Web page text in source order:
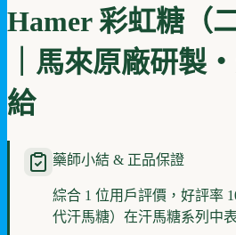
Hamer 彩虹糖（
｜馬來原廠研製
給
藥師小結 & 正品保證
綜合 1 位用戶評價，好評率
代汗馬糖）在汗馬糖系列中